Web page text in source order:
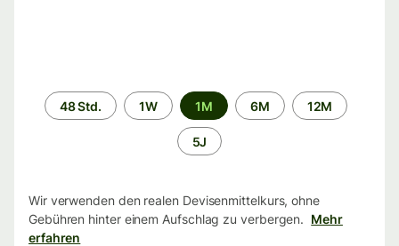
Zeitraum
48 Std. 1W 1M 6M 12M
5J
Wir verwenden den realen Devisenmittelkurs, ohne
Gebühren hinter einem Aufschlag zu verbergen. Mehr
erfahren